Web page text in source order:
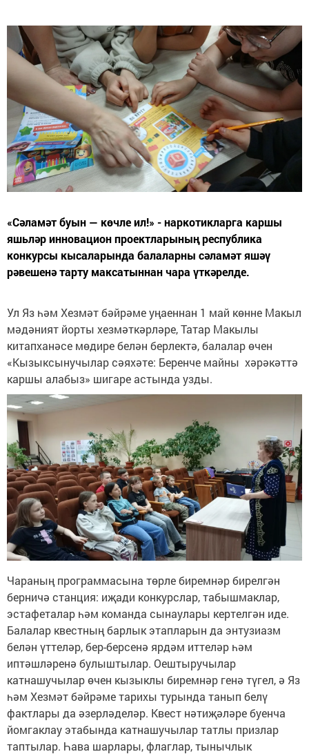
«Сәламәт буын — көчле ил!» - наркотикларга каршы
яшьләр инновацион проектларының республика
конкурсы кысаларында балаларны сәламәт яшәү
рәвешенә тарту максатыннан чара үткәрелде.
Ул Яз һәм Хезмәт бәйрәме уңаеннан 1 май көнне Макыл
мәдәният йорты хезмәткәрләре, Татар Макылы
китапханәсе мөдире белән берлектә, балалар өчен
«Кызыксынучылар сәяхәте: Беренче майны хәрәкәттә
каршы алабыз» шигаре астында узды.
Чараның программасына төрле биремнәр бирелгән
берничә станция: иҗади конкурслар, табышмаклар,
эстафеталар һәм команда сынаулары кертелгән иде.
Балалар квестның барлык этапларын да энтузиазм
белән үттеләр, бер-берсенә ярдәм иттеләр һәм
иптәшләренә булыштылар. Оештыручылар
катнашучылар өчен кызыклы биремнәр генә түгел, ә Яз
һәм Хезмәт бәйрәме тарихы турында танып белү
фактлары да әзерләделәр. Квест нәтиҗәләре буенча
йомгаклау этабында катнашучылар татлы призлар
таптылар. Һава шарлары, флаглар, тынычлык